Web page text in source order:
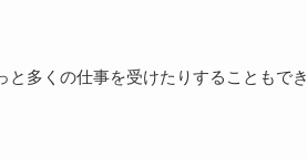
と多くの仕事を受けたりすることもで